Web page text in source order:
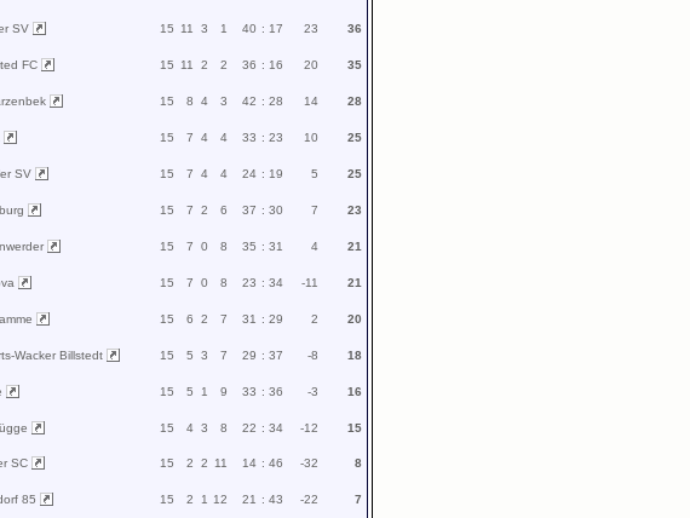
SV 15 11 3 1 40 : 17 23 36
FC 15 11 2 2 36 : 16 20 35
15 8 4 3 42 : 28 14 28
15 7 4 4 33 : 23 10 25
SV 15 7 4 4 24 : 19 5 25
15 7 2 6 37 : 30 7 23
15 7 0 8 35 : 31 4 21
15 7 0 8 23 : 34 -11 21
15 6 2 7 31 : 29 2 20
Wacker Billstedt 15 5 3 7 29 : 37 -8 18
15 5 1 9 33 : 36 -3 16
15 4 3 8 22 : 34 -12 15
SC 15 2 2 11 14 : 46 -32 8
85 15 2 1 12 21 : 43 -22 7